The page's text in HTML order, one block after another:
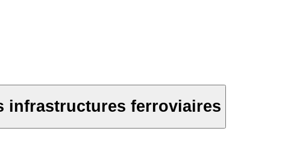
infrastructures ferroviaires